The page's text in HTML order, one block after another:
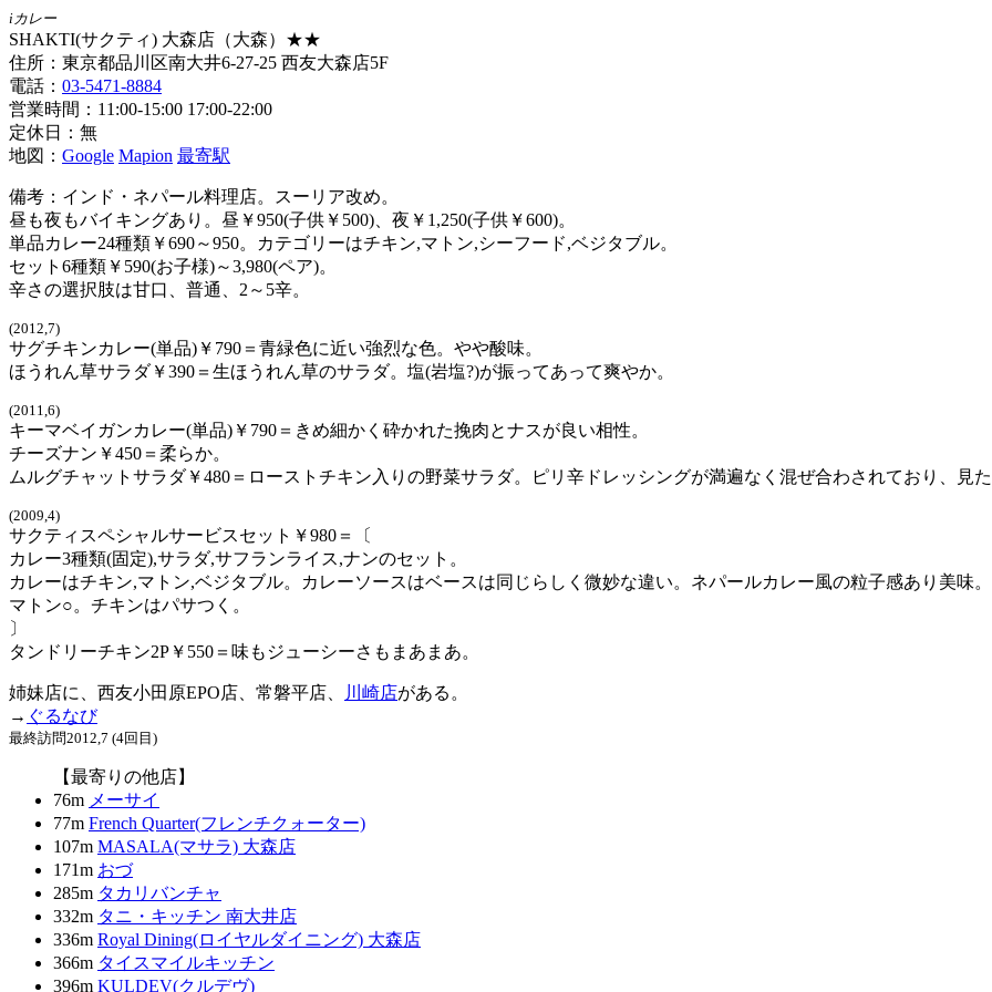
iカレー
SHAKTI(サクティ) 大森店（大森）★★
住所：東京都品川区南大井6-27-25 西友大森店5F
電話： 03-5471-8884
営業時間：11:00-15:00 17:00-22:00
定休日：無
地図： Google Mapion 最寄駅
備考：インド・ネパール料理店。スーリア改め。
昼も夜もバイキングあり。昼￥950(子供￥500)、夜￥1,250(子供￥600)。
単品カレー24種類￥690～950。カテゴリーはチキン,マトン,シーフード,ベジタブル。
セット6種類￥590(お子様)～3,980(ペア)。
辛さの選択肢は甘口、普通、2～5辛。
(2012,7)
サグチキンカレー(単品)￥790＝青緑色に近い強烈な色。やや酸味。
ほうれん草サラダ￥390＝生ほうれん草のサラダ。塩(岩塩?)が振ってあって爽やか。
(2011,6)
キーマベイガンカレー(単品)￥790＝きめ細かく砕かれた挽肉とナスが良い相性。
チーズナン￥450＝柔らか。
ムルグチャットサラダ￥480＝ローストチキン入りの野菜サラダ。ピリ辛ドレッシングが満遍なく混ぜ合わされており、見
(2009,4)
サクティスペシャルサービスセット￥980＝〔
カレー3種類(固定),サラダ,サフランライス,ナンのセット。
カレーはチキン,マトン,ベジタブル。カレーソースはベースは同じらしく微妙な違い。ネパールカレー風の粒子感あり美味。
マトン○。チキンはパサつく。
〕
タンドリーチキン2P￥550＝味もジューシーさもまあまあ。
姉妹店に、西友小田原EPO店、常磐平店、 川崎店がある。
→ ぐるなび
最終訪問2012,7 (4回目)
【最寄りの他店】
76m メーサイ
77m French Quarter(フレンチクォーター)
107m MASALA(マサラ) 大森店
171m おづ
285m タカリバンチャ
332m タニ・キッチン 南大井店
336m Royal Dining(ロイヤルダイニング) 大森店
366m タイスマイルキッチン
396m KULDEV(クルデヴ)